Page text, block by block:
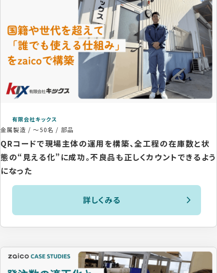
有限会社キックス
金属製造 /～50名 / 部品
QRコードで現場主体の運用を構築、全工程の在庫数と状
態の“見える化”に成功。不良品も正しくカウントできるよう
になった
詳しくみる